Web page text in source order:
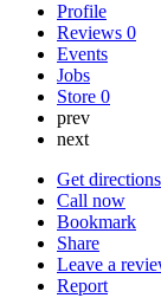
Profile
Reviews 0
Events
Jobs
Store 0
prev
next
Get directions
Call now
Bookmark
Share
Leave a
Report